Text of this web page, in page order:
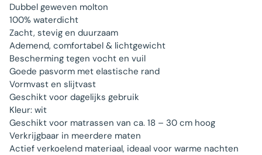
Dubbel geweven molton
100% waterdicht
Zacht, stevig en duurzaam
Ademend, comfortabel & lichtgewicht
Bescherming tegen vocht en vuil
Goede pasvorm met elastische rand
Vormvast en slijtvast
Geschikt voor dagelijks gebruik
Kleur: wit
Geschikt voor matrassen van ca. 18 – 30 cm hoog
Verkrijgbaar in meerdere maten
Actief verkoelend materiaal, ideaal voor warme nachten